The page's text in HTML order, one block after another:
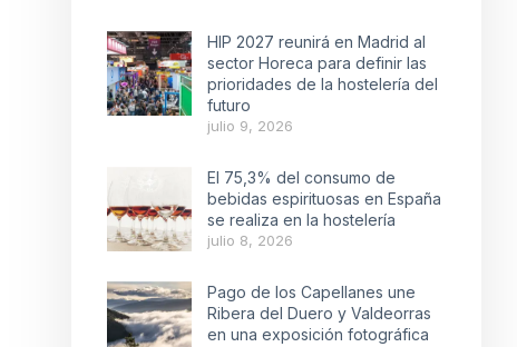
HIP 2027 reunirá en Madrid al
sector Horeca para definir las
prioridades de la hostelería del
futuro
julio 9, 2026
El 75,3% del consumo de
bebidas espirituosas en España
se realiza en la hostelería
julio 8, 2026
Pago de los Capellanes une
Ribera del Duero y Valdeorras
en una exposición fotográfica